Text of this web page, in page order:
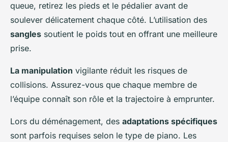
queue, retirez les pieds et le pédalier avant de
soulever délicatement chaque côté. L’utilisation des
sangles soutient le poids tout en offrant une meilleure
prise.
La manipulation vigilante réduit les risques de
collisions. Assurez-vous que chaque membre de
l’équipe connaît son rôle et la trajectoire à emprunter.
Lors du déménagement, des adaptations spécifiques
sont parfois requises selon le type de piano. Les